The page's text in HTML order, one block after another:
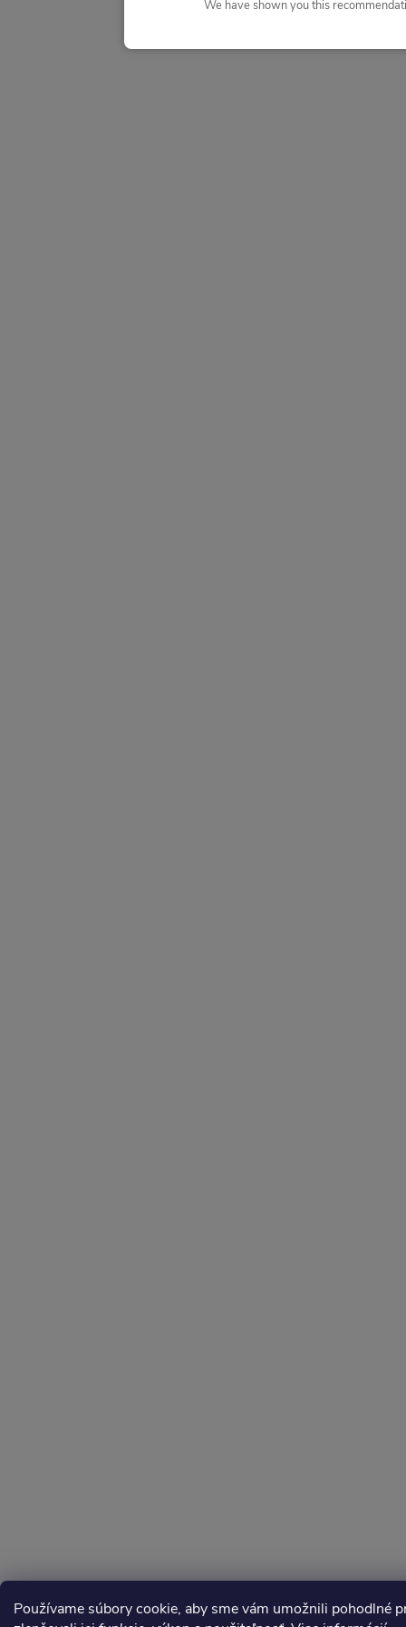
Používame súbory cookie, aby sme vám umožnili pohodlné
We have shown you this